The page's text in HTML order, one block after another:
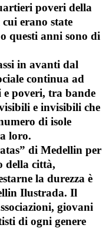
poveri della
erano state
questi anni sono di
in avanti dal
continua ad
e poveri, tra bande
e invisibili che
di isole
loro.
di Medellin per
della città,
la durezza è
Ilustrada. Il
giovani
di ogni genere